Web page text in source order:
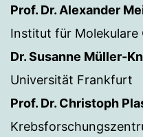
Prof. Dr. Alexander
Institut für Molekulare
Dr. Susanne Müller-
Universität Frankfurt
Prof. Dr. Christoph